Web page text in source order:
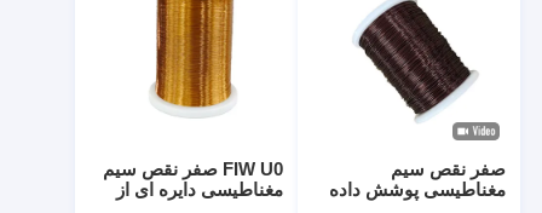
FIW U0 صفر نقص سیم
مغناطیسی دایره ای از
صفر نقص سیم
مغناطیسی پوشش داده